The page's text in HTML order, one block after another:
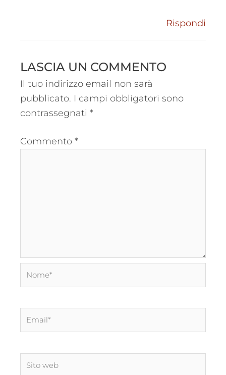
Rispondi
LASCIA UN COMMENTO
Il tuo indirizzo email non sarà
pubblicato. I campi obbligatori sono
contrassegnati *
Commento *
Nome*
Email*
Sito